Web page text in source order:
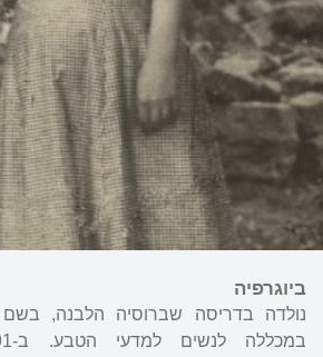
ביוגרפיה
נולדה בדריסה שברוסיה הלבנה, בשם